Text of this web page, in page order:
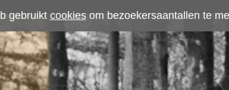
om bezoekersaantallen te meten. Als u geen cookies wilt toestaan kunt